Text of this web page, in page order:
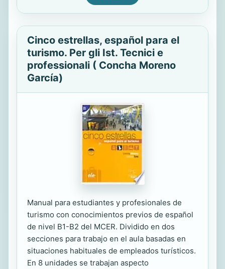
Cinco estrellas, español para el
turismo. Per gli Ist. Tecnici e
professionali ( Concha Moreno
García)
Manual para estudiantes y profesionales de
turismo con conocimientos previos de español
de nivel B1-B2 del MCER. Dividido en dos
secciones para trabajo en el aula basadas en
situaciones habituales de empleados turísticos.
En 8 unidades se trabajan aspecto